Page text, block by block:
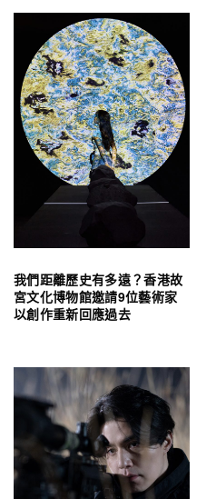
我們距離歷史有多遠？香港故
宮文化博物館邀請9位藝術家
以創作重新回應過去